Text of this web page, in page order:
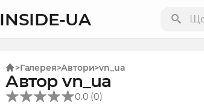
INSIDE-UA
Галерея Автори vn_ua
Автор vn_ua
0.0 (0)